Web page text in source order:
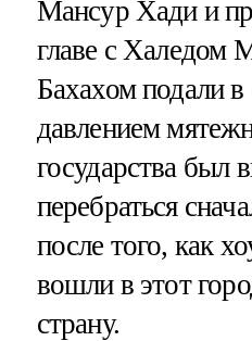
Мансур Хади и
главе с Халедом
Бахахом подали в
давлением
государства был
перебраться
после того, как
вошли в этот
страну.